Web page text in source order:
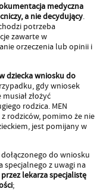
medyczna
a nie decydujący.
potrzeba
zawarte w
orzeczenia lub opinii i
dziecka wniosku do
gdy wniosek
złożyć
rodzica. MEN
rodziców, pomimo że nie
jest pomijany w
do wniosku
specjalnego z uwagi na
lekarza specjalistę
;